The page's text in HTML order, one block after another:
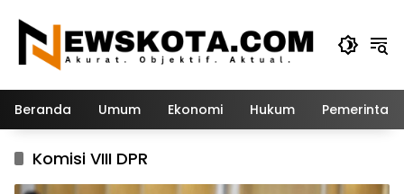
konten
Beranda Umum Ekonomi Hukum
Komisi VIII DPR